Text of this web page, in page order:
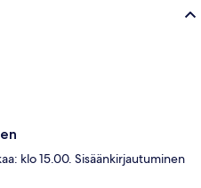
klo 15.00. Sisäänkirjautuminen